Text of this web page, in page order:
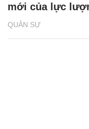
QUÂN SỰ
mới của lực